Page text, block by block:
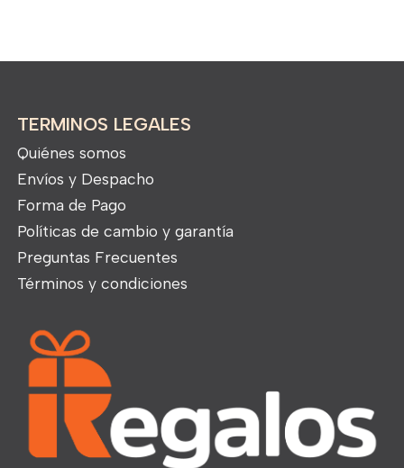
TERMINOS LEGALES
Quiénes somos
Envíos y Despacho
Forma de Pago
Políticas de cambio y garantía
Preguntas Frecuentes
Términos y condiciones